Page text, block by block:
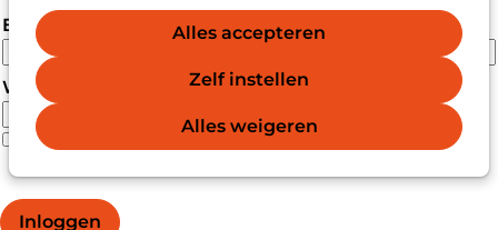
Alles accepteren
Zelf instellen
Alles weigeren
E-mailadres
Wachtwoord
Wachtwoord weergeven
Wachtwoord vergeten?
Inloggen